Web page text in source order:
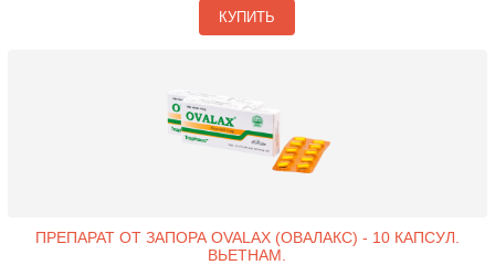
КУПИТЬ
ПРЕПАРАТ ОТ ЗАПОРА OVALAX (ОВАЛАКС) - 10 КАПСУЛ.
ВЬЕТНАМ.